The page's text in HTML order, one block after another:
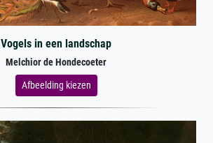
Vogels in een landschap
Melchior de Hondecoeter
Afbeelding kiezen